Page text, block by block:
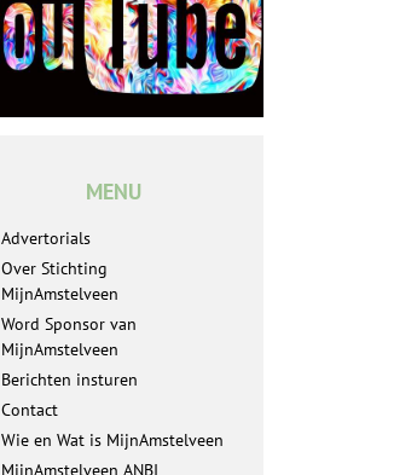
MENU
Advertorials
Over Stichting
MijnAmstelveen
Word Sponsor van
MijnAmstelveen
Berichten insturen
Contact
Wie en Wat is MijnAmstelveen
MijnAmstelveen ANBI